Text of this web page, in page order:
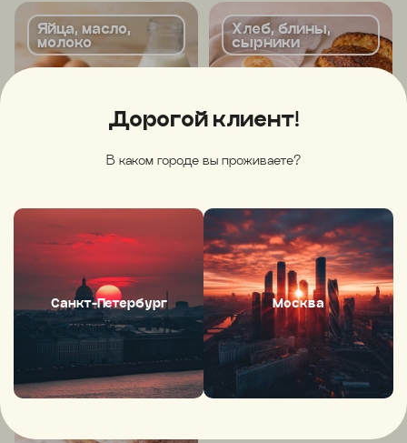
Яйца, масло,
молоко
Хлеб, блины,
сырники
Специи, соли
Дорогой клиент!
В каком городе вы проживаете?
Санкт-Петербург Москва